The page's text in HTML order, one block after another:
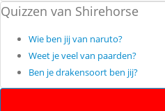
Quizzen van Shirehorse
Wie ben jij van naruto?
Weet je veel van paarden?
Ben je drakensoort ben jij?